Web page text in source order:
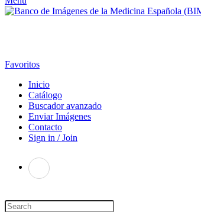
Favoritos
Inicio
Catálogo
Buscador avanzado
Enviar Imágenes
Contacto
Sign in / Join